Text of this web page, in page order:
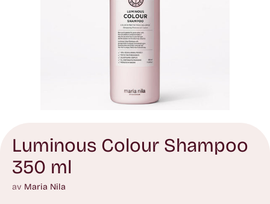
Luminous Colour Shampoo
350 ml
av Maria Nila